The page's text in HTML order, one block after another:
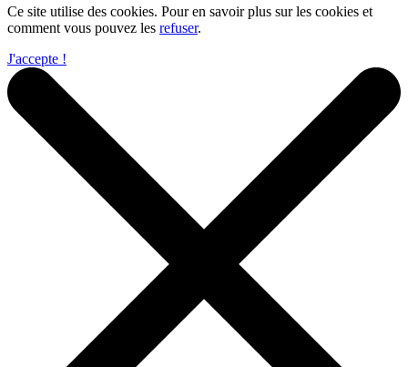
Ce site utilise des cookies. Pour en savoir plus sur les cookies et
comment vous pouvez les refuser.
J'accepte !